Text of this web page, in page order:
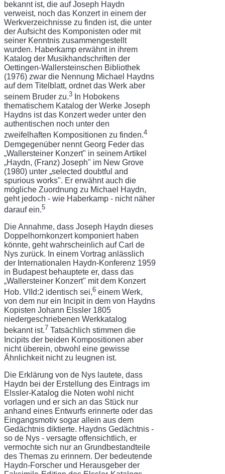
bekannt ist, die auf Joseph Haydn
verweist, noch das Konzert in einem der
Werk­verzeichnisse zu finden ist, die unter
der Aufsicht des Komponisten oder mit
seiner Kennt­nis zusammengestellt
wurden. Haberkamp erwähnt in ihrem
Katalog der Musikhandschriften der
Oettingen-Wallersteinschen Bibliothek
(1976) zwar die Nennung Michael Haydns
auf dem Titelblatt, ordnet das Werk aber
seinem Bruder zu.3 In Hobokens
thematischem Ka­talog der Werke Joseph
Haydns ist das Konzert weder unter den
authentischen noch unter den
zweifelhaften Kompositionen zu finden.4
Demgegenüber nennt Georg Feder das
„Wallersteiner Konzert" in seinem Artikel
„Haydn, (Franz) Joseph" im New Grove
(1980) unter „selected doubtful and
spurious works". Er erwähnt auch die
mögliche Zuordnung zu Michael Haydn,
geht jedoch - wie Haberkamp - nicht näher
darauf ein.5
Die Annahme, dass Joseph Haydn dieses
Doppelhornkonzert komponiert haben
könn­te, geht wahrscheinlich auf Carl de
Nys zurück. In einem Vortrag anlässlich
der Internatio­nalen Haydn-Konferenz 1959
in Budapest behauptete er, dass das
„Wallersteiner Kon­zert" mit dem Konzert
Hob. VIId:2 identisch sei,6 einem Werk,
von dem nur ein Incipit in dem von Haydns
Kopisten Johann Elssler 1805
niedergeschriebenen Werkkatalog
bekannt ist.7 Tatsächlich stimmen die
Incipits der beiden Kompositionen aber
nicht überein, ob­wohl eine gewisse
Ähnlichkeit nicht zu leugnen ist.
Die Erklärung von de Nys lautete, dass
Haydn bei der Erstellung des Eintrags im
Elssler-Katalog die Noten wohl nicht
vorlagen und er sich an das Stück nur
anhand eines Entwurfs erinnerte oder das
Eingangsmotiv sogar allein aus dem
Gedächtnis diktierte. Haydns Gedächtnis -
so de Nys - versagte offensichtlich, er
vermochte sich nur an Grund­bestandteile
des Themas zu erinnern. Der bedeutende
Haydn-Forscher und Herausgeber der